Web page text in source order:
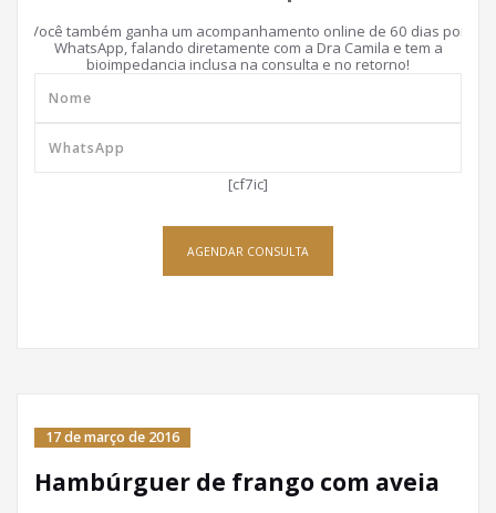
Você também ganha um acompanhamento online de 60 dias por
WhatsApp, falando diretamente com a Dra Camila e tem a
bioimpedancia inclusa na consulta e no retorno!
[cf7ic]
AGENDAR CONSULTA
17 de março de 2016
Hambúrguer de frango com aveia